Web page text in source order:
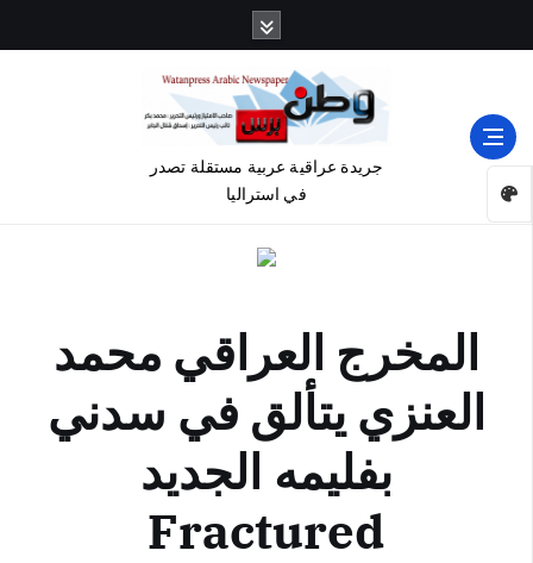
جريدة عراقية عربية مستقلة تصدر
في استراليا
المخرج العراقي محمد
العنزي يتألق في سدني
بفليمه الجديد
Fractured